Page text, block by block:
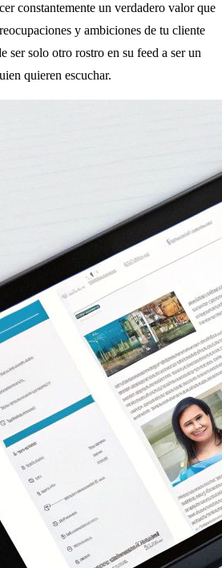
constantemente un verdadero valor que
y ambiciones de tu cliente
ser solo otro rostro en su feed a ser un
quieren escuchar.